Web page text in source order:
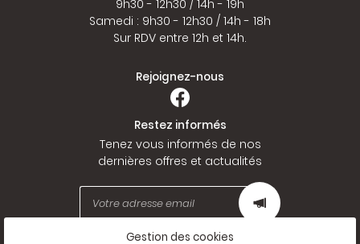
9h30 - 12h30 / 14h - 19h
Samedi : 9h30 - 12h30 / 14h - 18h
Sur RDV entre 12h et 14h.
Rejoignez-nous
Restez informés
Tenez vous informés de nos
dernières offres et actualités
Gestion des cookies